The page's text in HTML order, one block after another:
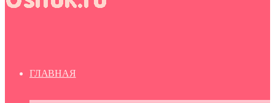
ГЛАВНАЯ